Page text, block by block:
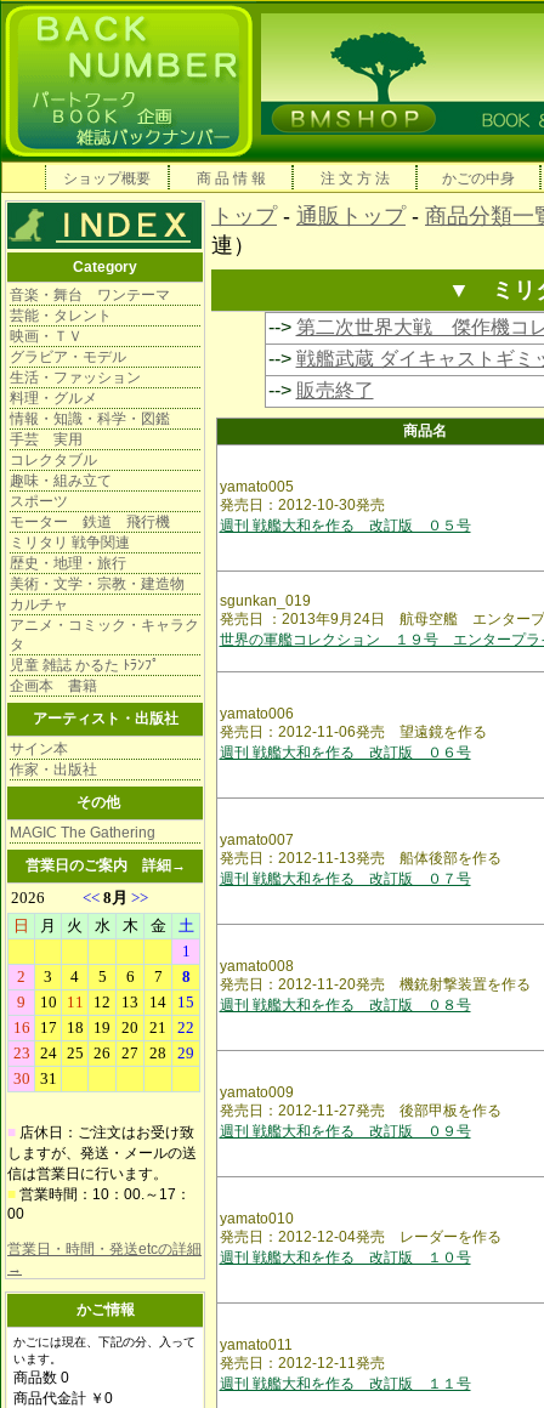
ショップ概要 商 品 情 報 注 文 方 法 かごの中身
Category
音楽・舞台 ワンテーマ
芸能・タレント
映画・ＴＶ
グラビア・モデル
生活・ファッション
料理・グルメ
情報・知識・科学・図鑑
手芸 実用
コレクタブル
趣味・組み立て
スポーツ
モーター 鉄道 飛行機
ミリタリ 戦争関連
歴史・地理・旅行
美術・文学・宗教・建造物
カルチャ
アニメ・コミック・キャラク
タ
児童 雑誌 かるた ﾄﾗﾝﾌﾟ
企画本 書籍
アーティスト・出版社
サイン本
作家・出版社
その他
MAGIC The Gathering
営業日のご案内 詳細→
■ 店休日：ご注文はお受け致
しますが、発送・メールの送
信は営業日に行います。
■ 営業時間：10：00.～17：
00
営業日・時間・発送etcの詳細
→
かご情報
かごには現在、下記の分、入って
います。
商品数 0
商品代金計 ￥0
トップ- 通販トップ- 商品分類一
連）
▼ ミリ
--> 第二次世界大戦 傑作機コ
--> 戦艦武蔵 ダイキャストギミ
--> 販売終了
商品名
yamato005
発売日：2012-10-30発売
週刊 戦艦大和を作る 改訂版 ０５号
sgunkan_019
発売日 ：2013年9月24日 航母空艦 エンター
世界の軍艦コレクション １９号 エンタープラ
yamato006
発売日：2012-11-06発売 望遠鏡を作る
週刊 戦艦大和を作る 改訂版 ０６号
yamato007
発売日：2012-11-13発売 船体後部を作る
週刊 戦艦大和を作る 改訂版 ０７号
yamato008
発売日：2012-11-20発売 機銃射撃装置を作る
週刊 戦艦大和を作る 改訂版 ０８号
yamato009
発売日：2012-11-27発売 後部甲板を作る
週刊 戦艦大和を作る 改訂版 ０９号
yamato010
発売日：2012-12-04発売 レーダーを作る
週刊 戦艦大和を作る 改訂版 １０号
yamato011
発売日：2012-12-11発売
週刊 戦艦大和を作る 改訂版 １１号